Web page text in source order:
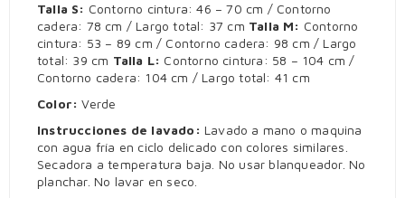
Talla S: Contorno cintura: 46 – 70 cm / Contorno
cadera: 78 cm / Largo total: 37 cm Talla M: Contorno
cintura: 53 – 89 cm / Contorno cadera: 98 cm / Largo
total: 39 cm Talla L: Contorno cintura: 58 – 104 cm /
Contorno cadera: 104 cm / Largo total: 41 cm
Color: Verde
Instrucciones de lavado: Lavado a mano o maquina
con agua fría en ciclo delicado con colores similares.
Secadora a temperatura baja. No usar blanqueador. No
planchar. No lavar en seco.